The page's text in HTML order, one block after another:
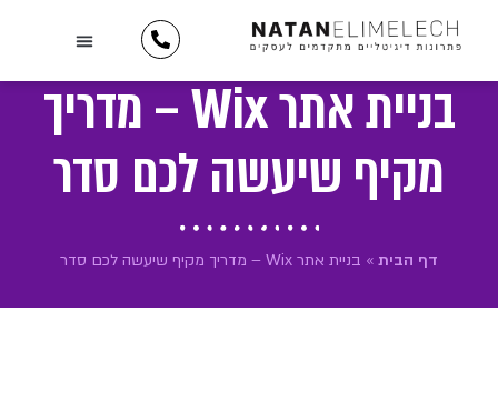
בניית אתר Wix – מדריך
מקיף שיעשה לכם סדר
דף הבית » בניית אתר Wix – מדריך מקיף שיעשה לכם סדר